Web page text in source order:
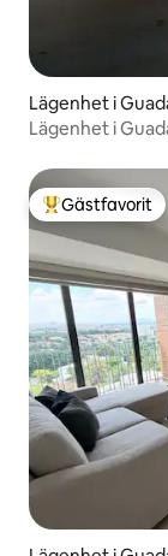
Lägenhet i
Lägenhet i
Populär
Gästfavorit